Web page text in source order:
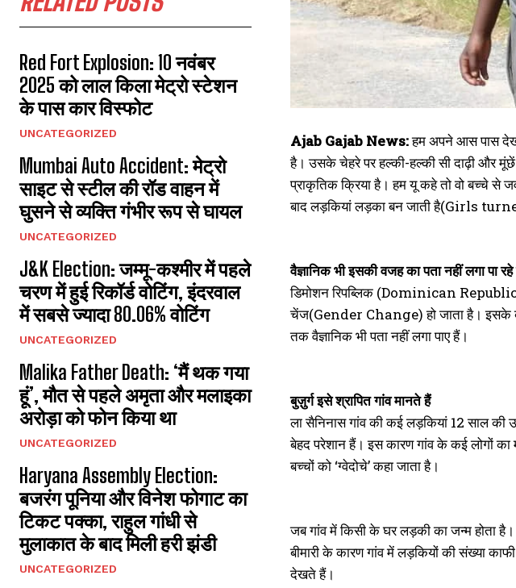
Red Fort Explosion: 10 नवंबर
2025 को लाल किला मेट्रो स्टेशन
के पास कार विस्फोट
UNCATEGORIZED
Mumbai Auto Accident: मेट्रो
साइट से स्टील की रॉड वाहन में
घुसने से व्यक्ति गंभीर रूप से घायल
UNCATEGORIZED
J&K Election: जम्मू-कश्मीर में पहले
चरण में हुई रिकॉर्ड वोटिंग, इंदरवाल
में सबसे ज्यादा 80.06% वोटिंग
UNCATEGORIZED
Malika Father Death: ‘मैं थक गया
हूं’, मौत से पहले अमृता और मलाइका
अरोड़ा को फोन किया था
UNCATEGORIZED
Haryana Assembly Election:
बजरंग पूनिया और विनेश फोगाट का
टिकट पक्का, राहुल गांधी से
मुलाकात के बाद मिली हरी झंडी
UNCATEGORIZED
Ajab Gajab News:हम अपने आस पास
है। उसके चेहरे पर हल्की-हल्की सी दाढ़ी और
प्राकृतिक क्रिया है। हम यू कहे तो वो बच्चे से
बाद लड़कियां लड़का बन जाती है(Girls
वैज्ञानिक भी इसकी वजह का पता नहीं लगा पा
डिमोशन रिपब्लिक (Dominican
चेंज(Gender Change) हो जाता है। इसके
तक वैज्ञानिक भी पता नहीं लगा पाए हैं।
बुज़ुर्ग इसे श्रापित गांव मानते हैं
ला सैनिनास गांव की कई लड़कियां 12 साल
बेहद परेशान हैं। इस कारण गांव के कई लोगों का
बच्चों को ‘ग्वेदोचे’ कहा जाता है।
जब गांव में किसी के घर लड़की का जन्म होता है।
बीमारी के कारण गांव में लड़कियों की संख्या
देखते हैं।